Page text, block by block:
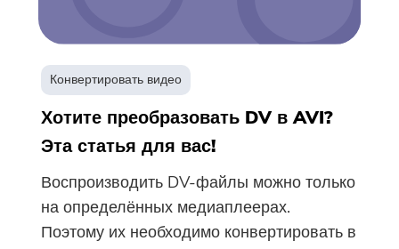
Конвертировать видео
Хотите преобразовать DV в AVI?
Эта статья для вас!
Воспроизводить DV-файлы можно только
на определённых медиаплеерах.
Поэтому их необходимо конвертировать в